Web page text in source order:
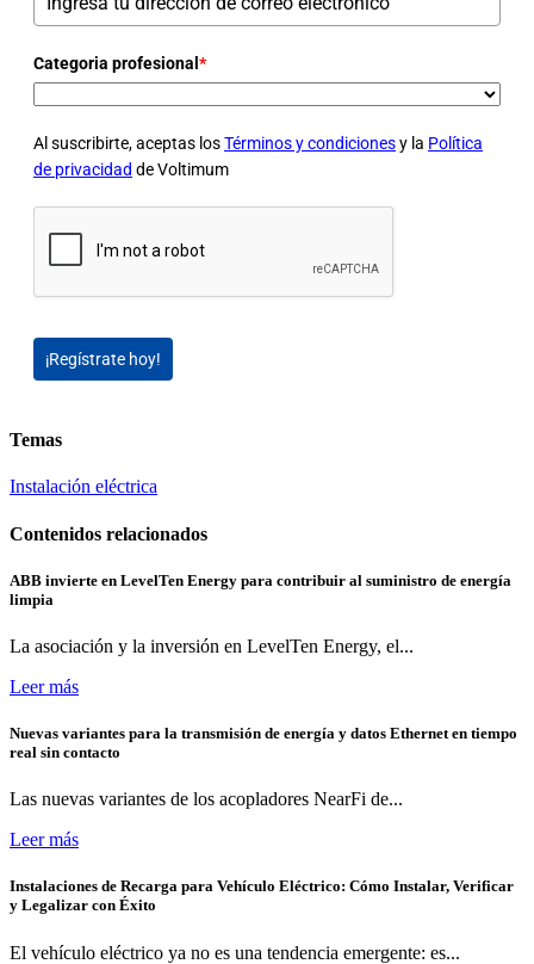
Categoria profesional *
Al suscribirte, aceptas losTérminos y condicionesy la Política
de privacidad de Voltimum
¡Regístrate hoy!
Temas
Instalación eléctrica
Contenidos relacionados
ABB invierte en LevelTen Energy para contribuir al suministro de energía
limpia
La asociación y la inversión en LevelTen Energy, el...
Leer más
Nuevas variantes para la transmisión de energía y datos Ethernet en tiempo
real sin contacto
Las nuevas variantes de los acopladores NearFi de...
Leer más
Instalaciones de Recarga para Vehículo Eléctrico: Cómo Instalar, Verificar
y Legalizar con Éxito
El vehículo eléctrico ya no es una tendencia emergente: es...